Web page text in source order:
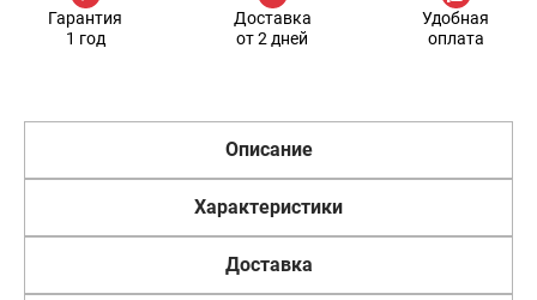
Гарантия
1 год
Доставка
от 2 дней
Удобная
оплата
Описание
Характеристики
Доставка